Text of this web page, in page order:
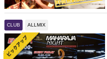
CLUB ALLMIX